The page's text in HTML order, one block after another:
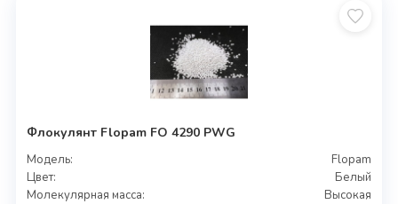
Флокулянт Flopam FO 4290 PWG
Модель:
Flopam
Цвет:
Белый
Молекулярная масса:
Высокая